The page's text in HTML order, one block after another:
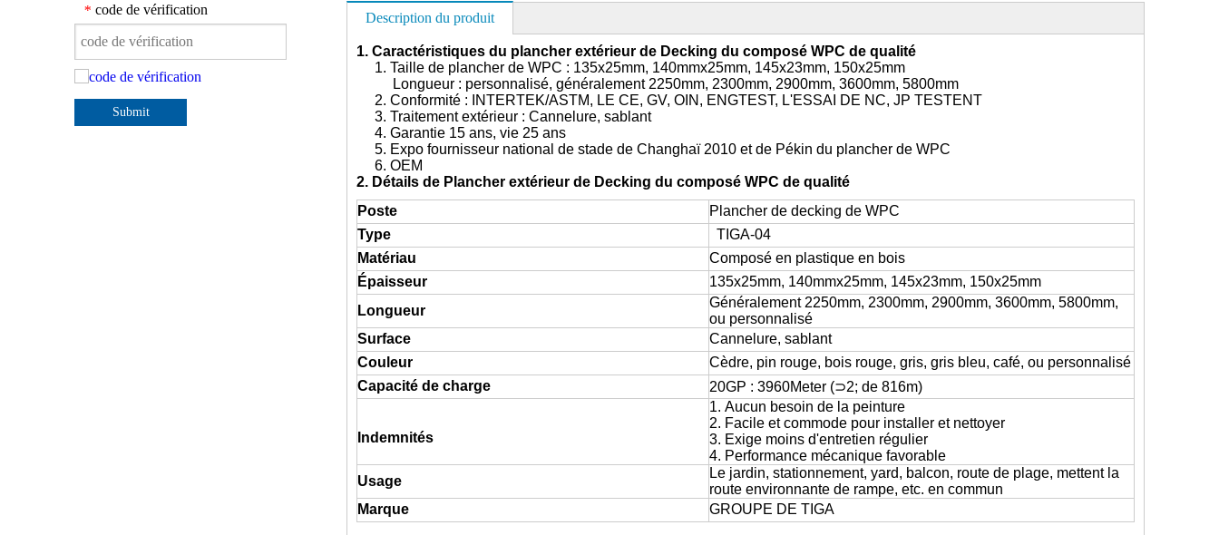
* code de vérification
Submit
Description du produit
1. Caractéristiques du plancher extérieur de Decking du composé WPC de qualité
1. Taille de plancher de WPC : 135x25mm, 140mmx25mm, 145x23mm, 150x25mm
Longueur : personnalisé, généralement 2250mm, 2300mm, 2900mm, 3600mm, 5800mm
2. Conformité : INTERTEK/ASTM, LE CE, GV, OIN, ENGTEST, L'ESSAI DE NC, JP TESTENT
3. Traitement extérieur : Cannelure, sablant
4. Garantie 15 ans, vie 25 ans
5. Expo fournisseur national de stade de Changhaï 2010 et de Pékin du plancher de WPC
6. OEM
2. Détails de Plancher extérieur de Decking du composé WPC de qualité
Poste
Plancher de decking de WPC
Type
TIGA-04
Matériau
Composé en plastique en bois
Épaisseur
135x25mm, 140mmx25mm, 145x23mm, 150x25mm
Longueur
Généralement 2250mm, 2300mm, 2900mm, 3600mm, 5800mm,
ou personnalisé
Surface
Cannelure, sablant
Couleur
Cèdre, pin rouge, bois rouge, gris, gris bleu, café, ou personnalisé
Capacité de charge
20GP : 3960Meter (⊃2; de 816m)
Indemnités
1. Aucun besoin de la peinture
2. Facile et commode pour installer et nettoyer
3. Exige moins d'entretien régulier
4. Performance mécanique favorable
Usage
Le jardin, stationnement, yard, balcon, route de plage, mettent la
route environnante de rampe, etc. en commun
Marque
GROUPE DE TIGA